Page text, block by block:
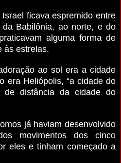
ficava espremido entre
Babilônia, ao norte, e do
alguma forma de
às estrelas.
ao sol era a cidade
era Heliópolis, “a cidade do
de distância da cidade do
já haviam desenvolvido
movimentos dos cinco
eles e tinham começado a